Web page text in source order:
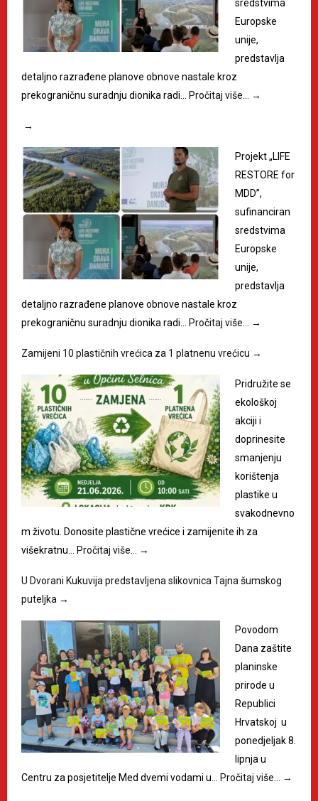
sredstvima
Europske
unije,
predstavlja
detaljno razrađene planove obnove nastale kroz
prekograničnu suradnju dionika radi…
Pročitaj više… →
→
Projekt „LIFE
RESTORE for
MDD”,
sufinanciran
sredstvima
Europske
unije,
predstavlja
detaljno razrađene planove obnove nastale kroz
prekograničnu suradnju dionika radi…
Pročitaj više… →
Zamijeni 10 plastičnih vrećica za 1 platnenu vrećicu →
Pridružite se
ekološkoj
akciji i
doprinesite
smanjenju
korištenja
plastike u
svakodnevno
m životu. Donosite plastične vrećice i zamijenite ih za
višekratnu…
Pročitaj više… →
U Dvorani Kukuvija predstavljena slikovnica Tajna šumskog
puteljka →
Povodom
Dana zaštite
planinske
prirode u
Republici
Hrvatskoj u
ponedjeljak 8.
lipnja u
Centru za posjetitelje Med dvemi vodami u…
Pročitaj više… →